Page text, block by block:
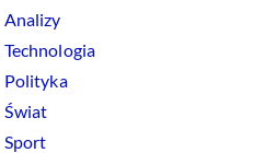
Analizy
Technologia
Polityka
Świat
Sport